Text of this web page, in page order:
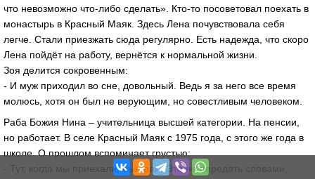
что невозможно что-либо сделать». Кто-то посоветовал поехать в
монастырь в Красный Маяк. Здесь Лена почувствовала себя
легче. Стали приезжать сюда регулярно. Есть надежда, что скоро
Лена пойдёт на работу, вернётся к нормальной жизни.
Зоя делится сокровенным:
- И муж приходил во сне, довольный. Ведь я за него все время
молюсь, хотя он был не верующим, но совестливым человеком.
Раба Божия Нина – учительница высшей категории. На пенсии,
но работает. В селе Красный Маяк с 1975 года, с этого же года в
школе. О прошлом вспоминает грустью:
- Тут, когда мы приехали, был рай. Это не передать словами,